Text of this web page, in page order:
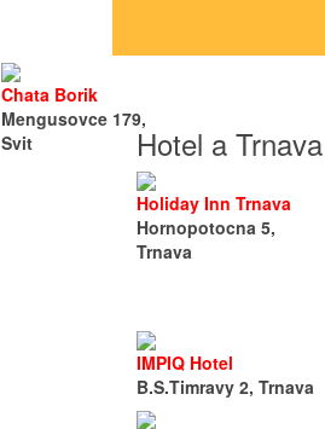
Chata Borik
Mengusovce 179,
Svit
Hotel a Trnava
Holiday Inn Trnava
Hornopotocna 5,
Trnava
IMPIQ Hotel
B.S.Timravy 2, Trnava